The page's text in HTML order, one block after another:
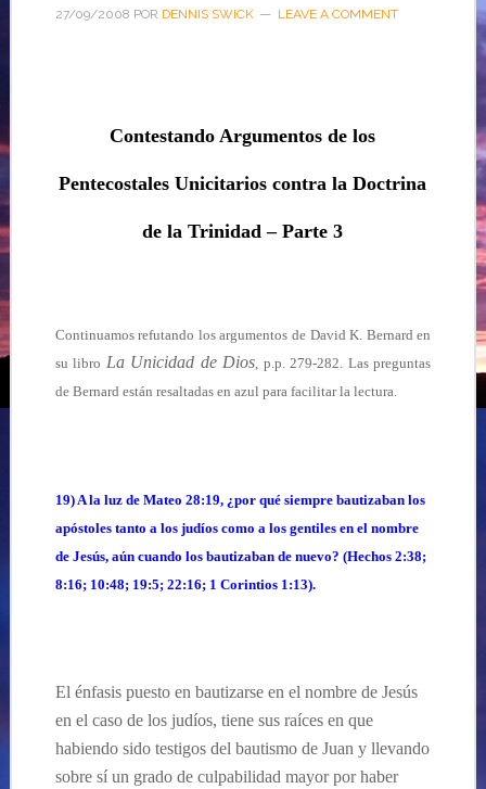
27/09/2008 POR DENNIS SWICK LEAVE A COMMENT
Contestando Argumentos de los
Pentecostales Unicitarios contra la Doctrina
de la Trinidad –Parte 3
Continuamos refutando los argumentos de David K. Bernard en
su libro La Unicidad de Dios, p.p. 279-282. Las preguntas
de Bernard están resaltadas en azul para facilitar la lectura.
19) A la luz de Mateo 28:19, ¿por qué siempre bautizaban los
apóstoles tanto a los judíos como a los gentiles en el nombre
de Jesús, aún cuando los bautizaban de nuevo? (Hechos 2:38;
8:16; 10:48; 19:5; 22:16; 1 Corintios 1:13).
El énfasis puesto en bautizarse en el nombre de Jesús
en el caso de los judíos, tiene sus raíces en que
habiendo sido testigos del bautismo de Juan y llevando
sobre sí un grado de culpabilidad mayor por haber